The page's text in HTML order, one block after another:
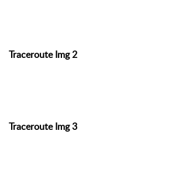
Traceroute Img 2
Traceroute Img 3